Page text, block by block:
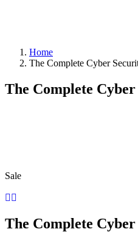
Home
The Complete Cyber
The Complete
Sale
The Complete